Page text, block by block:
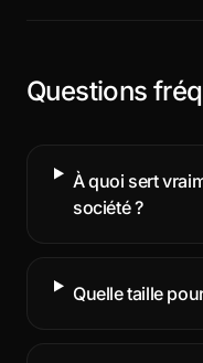
Questions
À quoi sert
société ?
Quelle taille